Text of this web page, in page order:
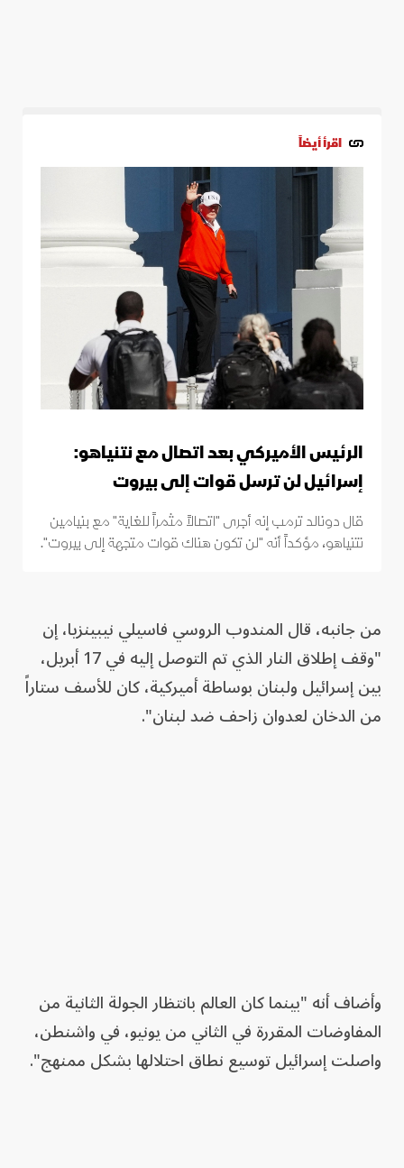
اقرأ أيضاً
الرئيس الأميركي بعد اتصال مع نتنياهو:
إسرائيل لن ترسل قوات إلى بيروت
قال دونالد ترمب إنه أجرى "اتصالاً مثمراً للغاية" مع بنيامين
نتنياهو، مؤكداً أنه "لن تكون هناك قوات متجهة إلى بيروت".
من جانبه، قال المندوب الروسي فاسيلي نيبينزيا، إن
"وقف إطلاق النار الذي تم التوصل إليه في 17 أبريل،
بين إسرائيل ولبنان بوساطة أميركية، كان للأسف ستاراً
من الدخان لعدوان زاحف ضد لبنان".
وأضاف أنه "بينما كان العالم بانتظار الجولة الثانية من
المفاوضات المقررة في الثاني من يونيو، في واشنطن،
واصلت إسرائيل توسيع نطاق احتلالها بشكل ممنهج".